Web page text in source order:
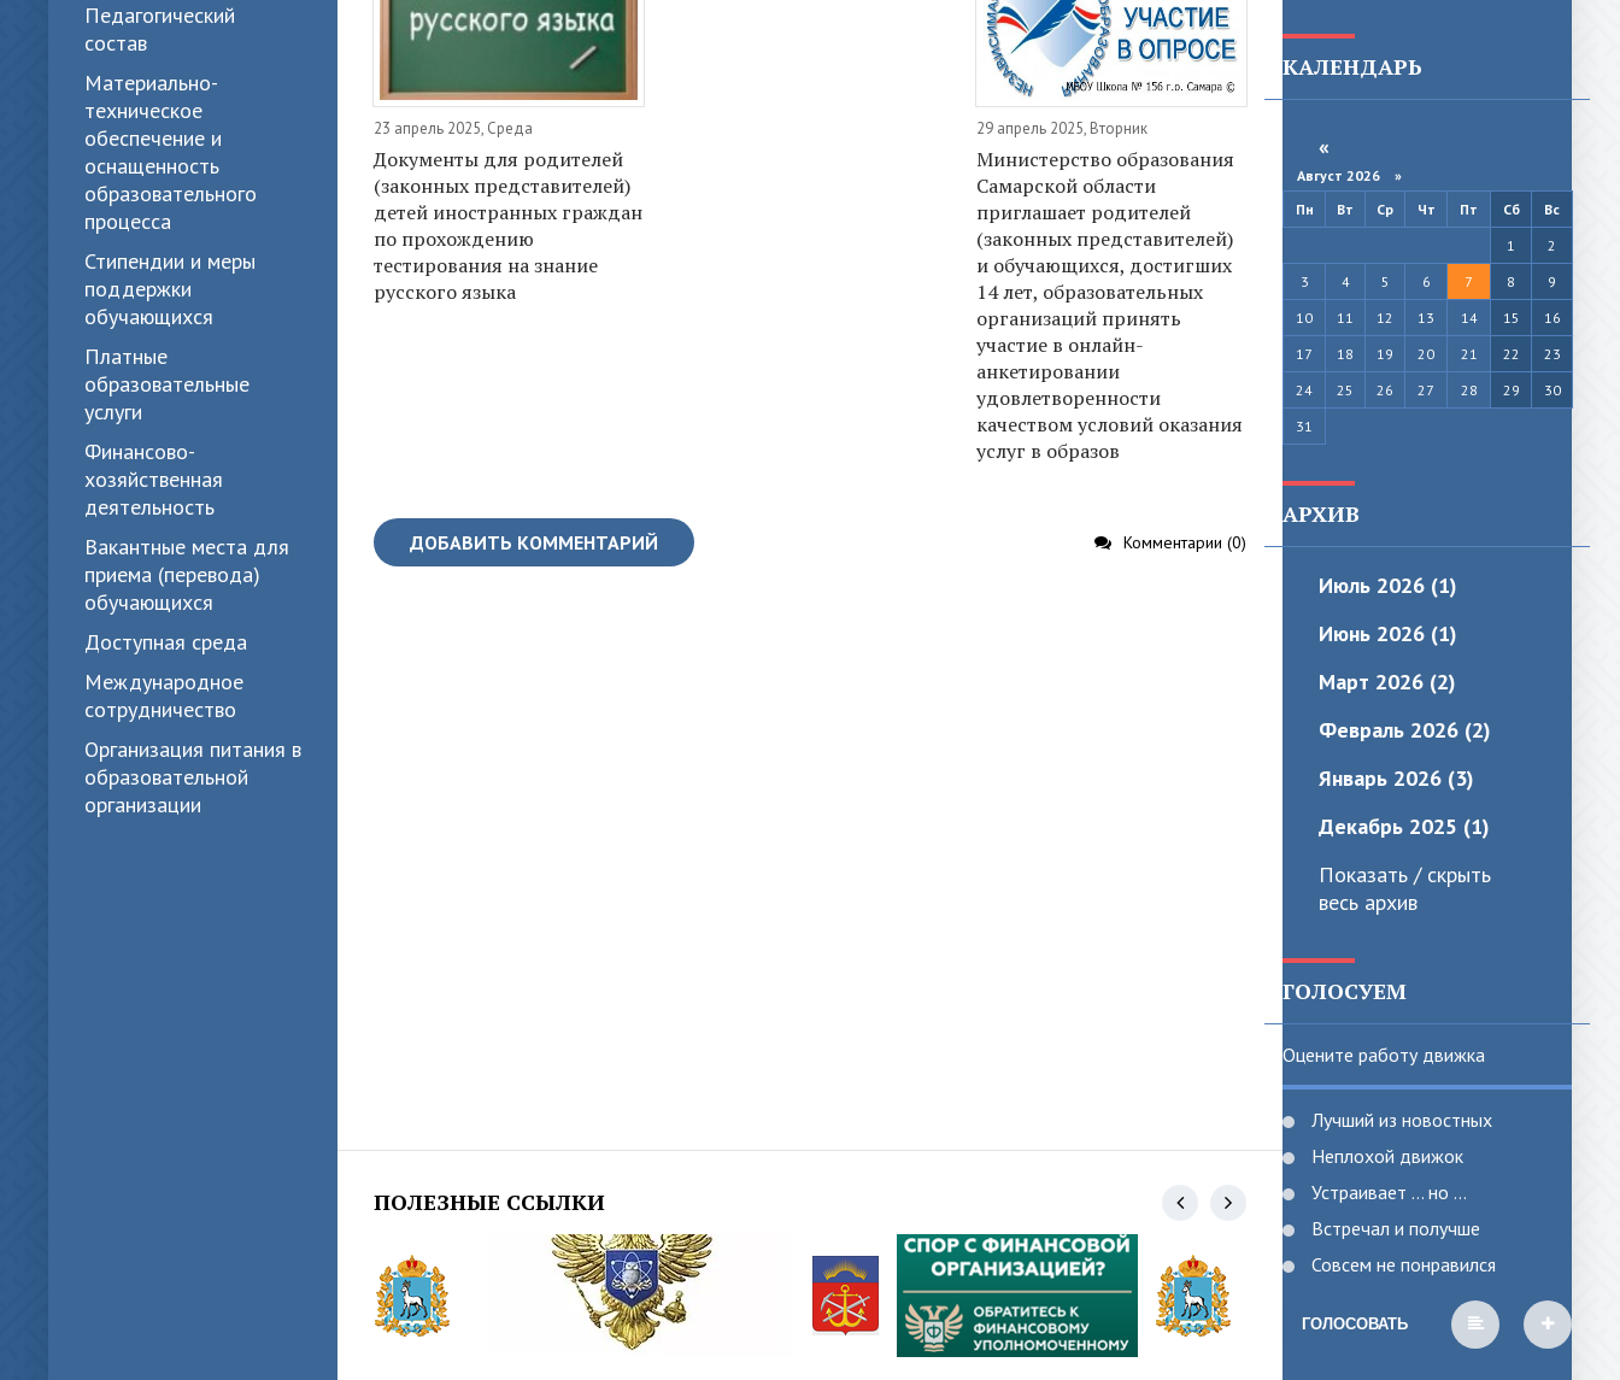
Педагогический
состав
Материально-
техническое
обеспечение и
оснащенность
образовательного
процесса
Стипендии и меры
поддержки
обучающихся
Платные
образовательные
услуги
Финансово-
хозяйственная
деятельность
Вакантные места для
приема (перевода)
обучающихся
Доступная среда
Международное
сотрудничество
Организация питания в
образовательной
организации
23 апрель 2025, Среда
Документы для родителей
(законных представителей)
детей иностранных граждан
по прохождению
тестирования на знание
русского языка
29 апрель 2025, Вторник
Министерство образования
Самарской области
приглашает родителей
(законных представителей)
и обучающихся, достигших
14 лет, образовательных
организаций принять
участие в онлайн-
анкетировании
удовлетворенности
качеством условий оказания
услуг в образов
ДОБАВИТЬ КОММЕНТАРИЙ Комментарии (0)
ПОЛЕЗНЫЕ ССЫЛКИ
КАЛЕНДАРЬ
«
Август 2026 »
Пн
Вт Ср Чт Пт Сб
Вс
1
2
3
4 5 6 7 8
9
10
11 12 13 14 15
16
17
18 19 20 21 22
23
24
25 26 27 28 29
30
31
АРХИВ
Июль 2026 (1)
Июнь 2026 (1)
Март 2026 (2)
Февраль 2026 (2)
Январь 2026 (3)
Декабрь 2025 (1)
Показать / скрыть
весь архив
ГОЛОСУЕМ
Оцените работу движка
Лучший из новостных
Неплохой движок
Устраивает ... но ...
Встречал и получше
Совсем не понравился
ГОЛОСОВАТЬ